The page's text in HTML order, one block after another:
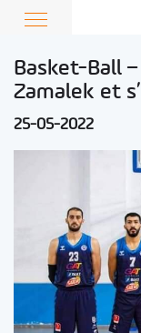
Basket-Ball –
Zamalek et
25-05-2022